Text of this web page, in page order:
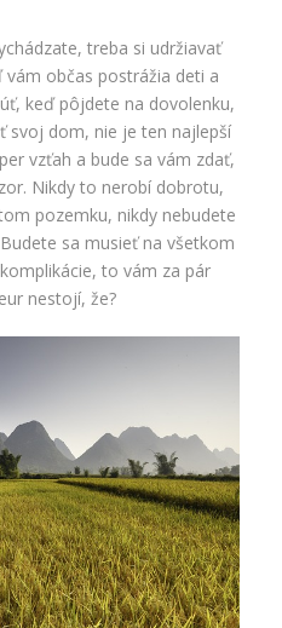
treba si udržiavať
vám občas postrážia deti a
keď pôjdete na dovolenku,
svoj dom, nie je ten najlepší
vzťah a bude sa vám zdať,
Nikdy to nerobí dobrotu,
pozemku, nikdy nebudete
sa musieť na všetkom
to vám za pár
nestojí, že?